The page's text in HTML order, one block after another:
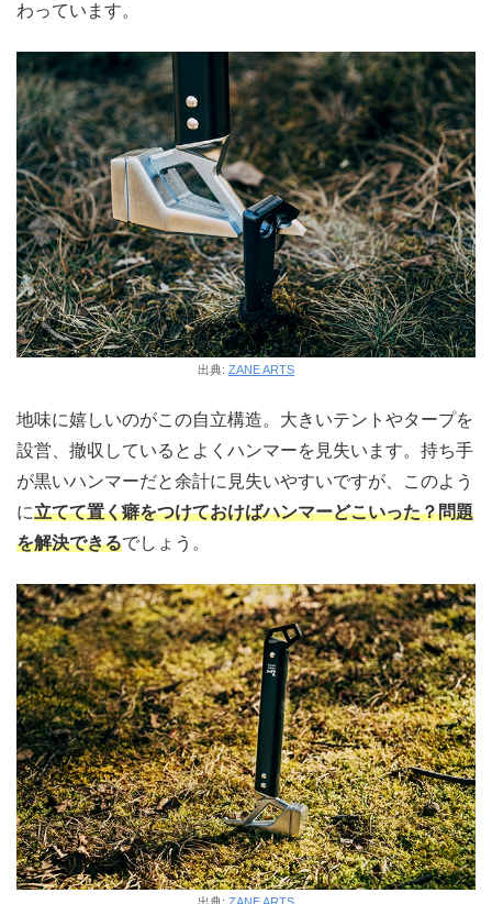
わっています。
出典: ZANE ARTS
地味に嬉しいのがこの自立構造。大きいテントやタープを
設営、撤収しているとよくハンマーを見失います。持ち手
が黒いハンマーだと余計に見失いやすいですが、このよう
に立てて置く癖をつけておけばハンマーどこいった？問題
を解決できるでしょう。
出典: ZANE ARTS